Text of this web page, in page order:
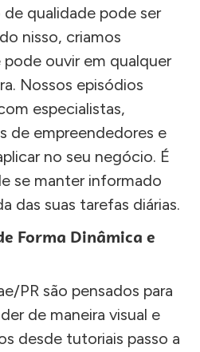
qualidade pode ser
nisso, criamos
ouvir em qualquer
Nossos episódios
especialistas,
de empreendedores e
no seu negócio. É
se manter informado
das suas tarefas diárias.
Forma Dinâmica e
PR são pensados para
de maneira visual e
desde tutoriais passo a